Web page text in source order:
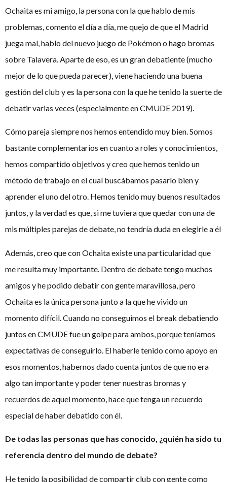
Ochaita es mi amigo, la persona con la que hablo de mis
problemas, comento el día a día, me quejo de que el Madrid
juega mal, hablo del nuevo juego de Pokémon o hago bromas
sobre Talavera. Aparte de eso, es un gran debatiente (mucho
mejor de lo que pueda parecer), viene haciendo una buena
gestión del club y es la persona con la que he tenido la suerte de
debatir varias veces (especialmente en CMUDE 2019).
Cómo pareja siempre nos hemos entendido muy bien. Somos
bastante complementarios en cuanto a roles y conocimientos,
hemos compartido objetivos y creo que hemos tenido un
método de trabajo en el cual buscábamos pasarlo bien y
aprender el uno del otro. Hemos tenido muy buenos resultados
juntos, y la verdad es que, si me tuviera que quedar con una de
mis múltiples parejas de debate, no tendría duda en elegirle a él
Además, creo que con Ochaita existe una particularidad que
me resulta muy importante. Dentro de debate tengo muchos
amigos y he podido debatir con gente maravillosa, pero
Ochaita es la única persona junto a la que he vivido un
momento difícil. Cuando no conseguimos el break debatiendo
juntos en CMUDE fue un golpe para ambos, porque teníamos
expectativas de conseguirlo. El haberle tenido como apoyo en
esos momentos, habernos dado cuenta juntos de que no era
algo tan importante y poder tener nuestras bromas y
recuerdos de aquel momento, hace que tenga un recuerdo
especial de haber debatido con él.
De todas las personas que has conocido, ¿quién ha sido tu
referencia dentro del mundo de debate?
He tenido la posibilidad de compartir club con gente como